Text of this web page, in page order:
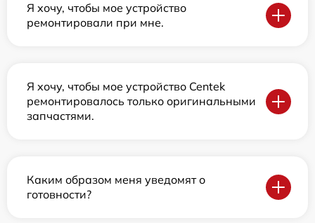
Я хочу, чтобы мое устройство
ремонтировали при мне.
Я хочу, чтобы мое устройство Centek
ремонтировалось только оригинальными
запчастями.
Каким образом меня уведомят о
готовности?